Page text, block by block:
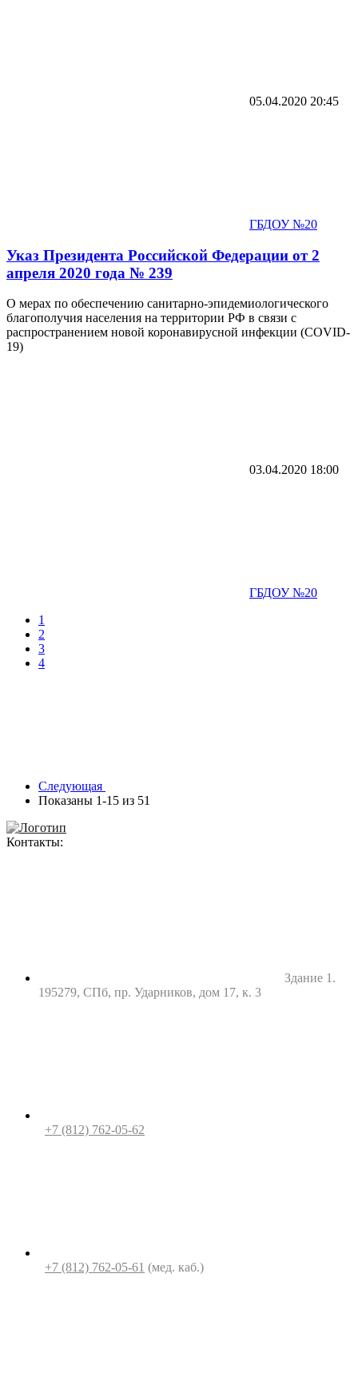
05.04.2020 20:45
ГБДОУ №20
Указ Президента Российской Федерации от 2
апреля 2020 года № 239
О мерах по обеспечению санитарно-эпидемиологического
благополучия населения на территории РФ в связи с
распространением новой коронавирусной инфекции (COVID-
19)
03.04.2020 18:00
ГБДОУ №20
1
2
3
4
Следующая
Показаны 1-15 из 51
Контакты:
Здание 1.
195279, СПб, пр. Ударников, дом 17, к. 3
+7 (812) 762-05-62
+7 (812) 762-05-61 (мед. каб.)